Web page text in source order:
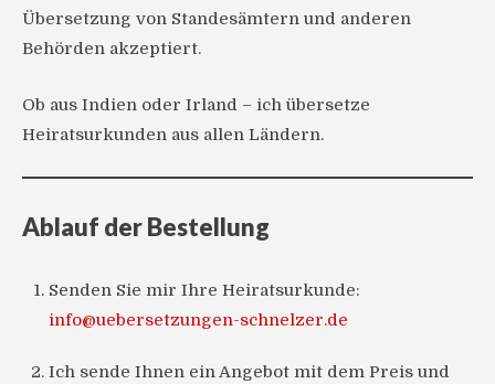
Übersetzung von Standesämtern und anderen
Behörden akzeptiert.
Ob aus Indien oder Irland – ich übersetze
Heiratsurkunden aus allen Ländern.
Ablauf der Bestellung
Senden Sie mir Ihre Heiratsurkunde:
info@uebersetzungen-schnelzer.de
Ich sende Ihnen ein Angebot mit dem Preis und